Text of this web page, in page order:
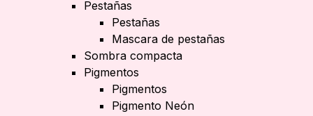
Pestañas
Pestañas
Mascara de pestañas
Sombra compacta
Pigmentos
Pigmentos
Pigmento Neón